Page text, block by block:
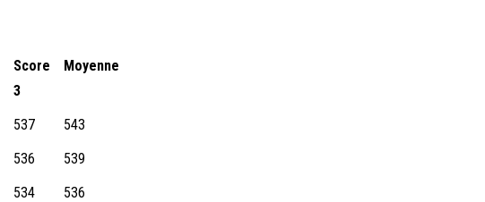
Score
3
Moyenne
537
543
536
539
534
536